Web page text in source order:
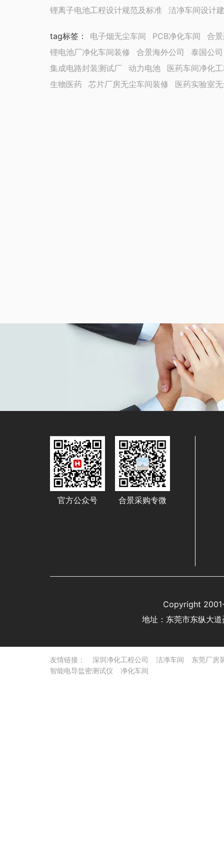
锂离子电池工程设计规范及标准 洁净车间设计
tag标签 ： 电子烟无尘车间 PCB净化车间
合
锂电池厂净化车间装修
合景海外公司
泰国公司
集成电路封装测试厂
动力电池
医药车间净化
生物医药
芯片厂房无尘车间装修 医药实验室
官方公众号 合景采购专微
Copyright
地址：东莞市东纵大
友情链接： 深圳净化工程公司 洁净车间
东莞厂房
智能电导盐密测试仪
净化车间